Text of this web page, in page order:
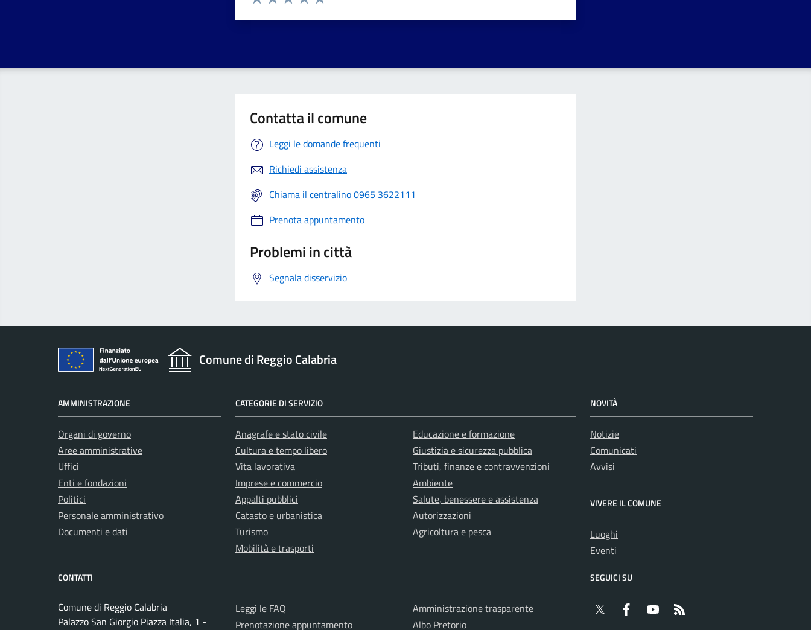
Contatta il comune
Leggi le domande frequenti
Richiedi assistenza
Chiama il centralino 0965 3622111
Prenota appuntamento
Problemi in città
Segnala disservizio
Comune di Reggio Calabria
AMMINISTRAZIONE
Organi di governo
Aree amministrative
Uffici
Enti e fondazioni
Politici
Personale amministrativo
Documenti e dati
CATEGORIE DI SERVIZIO
Anagrafe e stato civile
Cultura e tempo libero
Vita lavorativa
Imprese e commercio
Appalti pubblici
Catasto e urbanistica
Turismo
Mobilità e trasporti
Educazione e formazione
Giustizia e sicurezza pubblica
Tributi, finanze e contravvenzioni
Ambiente
Salute, benessere e assistenza
Autorizzazioni
Agricoltura e pesca
NOVITÀ
Notizie
Comunicati
Avvisi
VIVERE IL COMUNE
Luoghi
Eventi
CONTATTI
Comune di Reggio Calabria
Palazzo San Giorgio Piazza Italia, 1 -
Leggi le FAQ
Prenotazione appuntamento
Amministrazione trasparente
Albo Pretorio
SEGUICI SU
Twitter Facebook YouTube